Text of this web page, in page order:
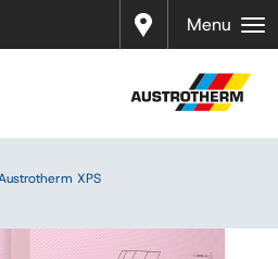
Prodej
Menu
XPS